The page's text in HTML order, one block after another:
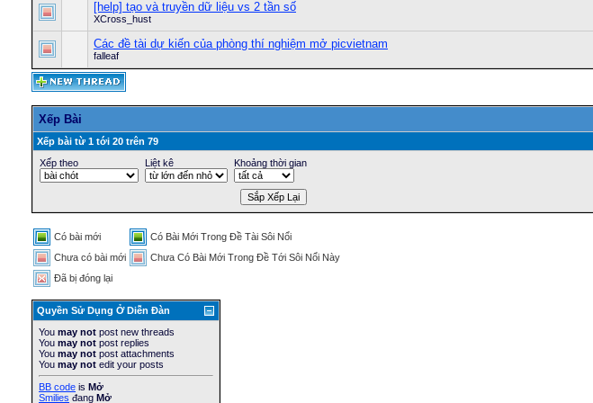
[help] tạo và truyền dữ liệu vs 2 tần số
XCross_hust
Các đề tài dự kiến của phòng thí nghiệm mở picvietnam
falleaf
Xếp Bài
Xếp bài từ 1 tới 20 trên 79
Xếp theo
Liệt kê Khoảng thời gian
Có bài mới
Có Bài Mới Trong Ðề Tài Sôi Nổi
Chưa có bài mới
Chưa Có Bài Mới Trong Ðề Tới Sôi Nổi Này
Ðã bị đóng lại
Quyền Sử Dụng Ở Diễn Ðàn
You may not post new threads
You may not post replies
You may not post attachments
You may not edit your posts
BB code is Mở
Smilies đang Mở